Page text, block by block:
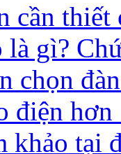
cần thiết
là gì?
chọn
điện
khảo tại